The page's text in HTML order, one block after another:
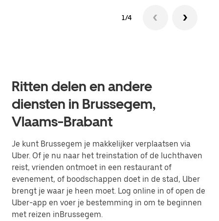
1/4
Ritten delen en andere
diensten in Brussegem,
Vlaams-Brabant
Je kunt Brussegem je makkelijker verplaatsen via
Uber. Of je nu naar het treinstation of de luchthaven
reist, vrienden ontmoet in een restaurant of
evenement, of boodschappen doet in de stad, Uber
brengt je waar je heen moet. Log online in of open de
Uber-app en voer je bestemming in om te beginnen
met reizen inBrussegem.